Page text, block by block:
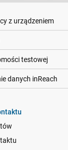
z urządzeniem
testowej
danych inReach